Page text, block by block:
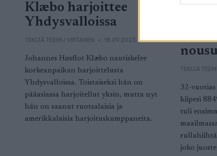
Klæbo harjoittee
Yhdysvalloissa
TEKIJÄ TEEMU VIRTANEN 18.09.2023
Johannes Høsflot Klæbo nautiskelee
korkeanpaikan harjoittelusta
Yhdysvalloissa. Toistaiseksi hän on
pääasiassa harjoitellut yksin, mutta nyt
hän on saanut ruotsalaisia ja
amerikkalaisia harjoituskumppaneita.
TEKIJÄ
32-
kiipesi
tuli
joko